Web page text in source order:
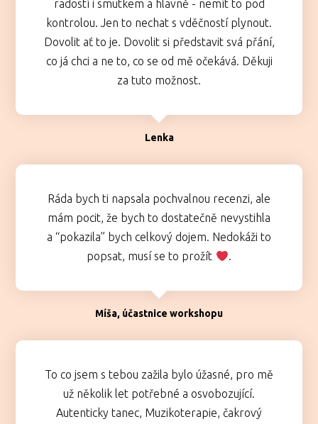
radostí i smutkem a hlavně - nemít to pod
kontrolou. Jen to nechat s vděčností plynout.
Dovolit ať to je. Dovolit si představit svá přání,
co já chci a ne to, co se od mě očekává. Děkuji
za tuto možnost.
Lenka
Ráda bych ti napsala pochvalnou recenzi, ale
mám pocit, že bych to dostatečně nevystihla
a “pokazila” bych celkový dojem. Nedokáži to
popsat, musí se to prožít
.
Míša, účastnice workshopu
To co jsem s tebou zažila bylo úžasné, pro mě
už několik let potřebné a osvobozující.
Autenticky tanec, Muzikoterapie, čakrový